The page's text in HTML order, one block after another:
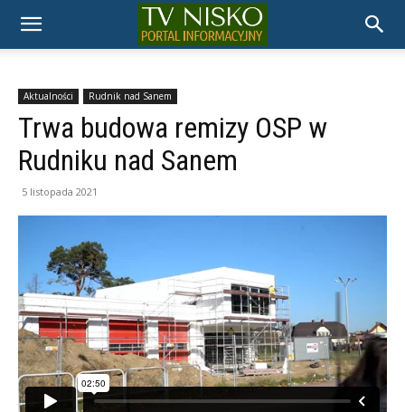
TELEWIZJA
NISKO
Aktualności Rudnik nad Sanem
Trwa budowa remizy OSP w
Rudniku nad Sanem
5 listopada 2021